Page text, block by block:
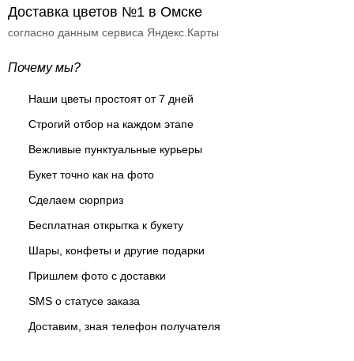
Доставка цветов №1 в Омске
согласно данным сервиса Яндекс.Карты
Почему мы?
Наши цветы простоят от 7 дней
Строгий отбор на каждом этапе
Вежливые пунктуальные курьеры
Букет точно как на фото
Сделаем сюрприз
Бесплатная открытка к букету
Шары, конфеты и другие подарки
Пришлем фото с доставки
SMS о статусе заказа
Доставим, зная телефон получателя